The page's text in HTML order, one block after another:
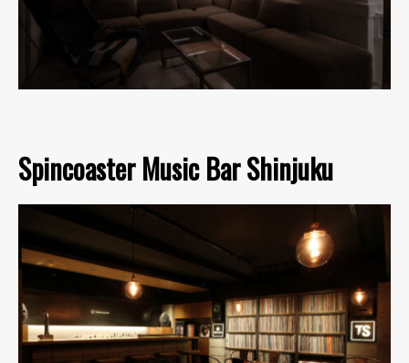
Spincoaster Music Bar Shinjuku